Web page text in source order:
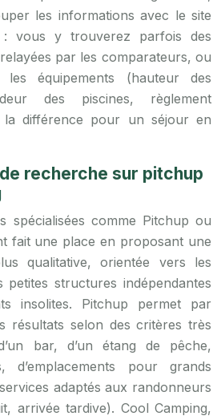
les informations avec le site
: vous y trouverez parfois des
par les comparateurs, ou
équipements (hauteur des
des piscines, règlement
différence pour un séjour en
recherche sur pitchup
spécialisées comme Pitchup ou
fait une place en proposant une
qualitative, orientée vers les
petites structures indépendantes
insolites. Pitchup permet par
résultats selon des critères très
bar, d’un étang de pêche,
d’emplacements pour grands
adaptés aux randonneurs
arrivée tardive). Cool Camping,